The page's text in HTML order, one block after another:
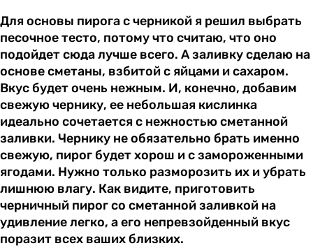
Для основы пирога с черникой я решил выбрать
песочное тесто, потому что считаю, что оно
подойдет сюда лучше всего. А заливку сделаю на
основе сметаны, взбитой с яйцами и сахаром.
Вкус будет очень нежным. И, конечно, добавим
свежую чернику, ее небольшая кислинка
идеально сочетается с нежностью сметанной
заливки. Чернику не обязательно брать именно
свежую, пирог будет хорош и с замороженными
ягодами. Нужно только разморозить их и убрать
лишнюю влагу. Как видите, приготовить
черничный пирог со сметанной заливкой на
удивление легко, а его непревзойденный вкус
поразит всех ваших близких.